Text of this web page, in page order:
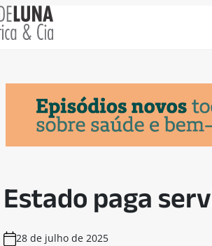
Estado paga
28 de julho de 2025